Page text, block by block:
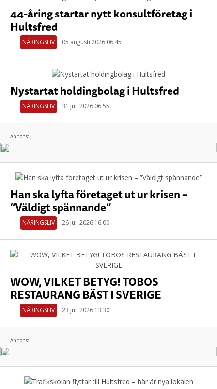
44-åring startar nytt konsultföretag i
Hultsfred
NÄRINGSLIV 05 augusti 2026 06.45
Nystartat holdingbolag i Hultsfred
NÄRINGSLIV 31 juli 2026 06.55
Annons:
Han ska lyfta företaget ut ur krisen –
”Väldigt spännande”
NÄRINGSLIV 26 juli 2026 16.00
WOW, VILKET BETYG! TOBOS
RESTAURANG BÄST I SVERIGE
NÄRINGSLIV 23 juli 2026 13.30
Annons: